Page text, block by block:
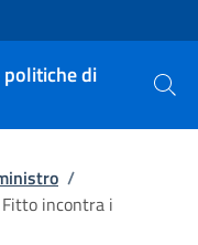
di
Cerca
/
incontra i